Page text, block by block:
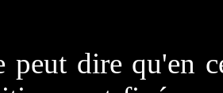
peut dire qu'en